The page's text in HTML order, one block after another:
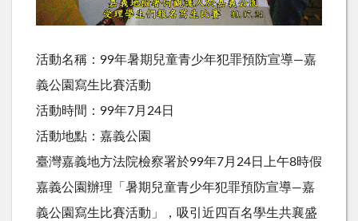
活動名稱：99年暑期兒童青少年犯罪預防宣導—嘉
義公園寫生比賽活動
活動時間：99年7月24日
活動地點：嘉義公園
臺灣嘉義地方法院檢察署於99年7月24日上午8時假
嘉義公園辦理「暑期兒童青少年犯罪預防宣導—嘉
義公園寫生比賽活動」，吸引近四百名學生共襄盛